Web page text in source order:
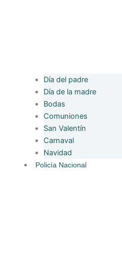
Día del padre
Día de la madre
Bodas
Comuniones
San Valentín
Carnaval
Navidad
Policía Nacional